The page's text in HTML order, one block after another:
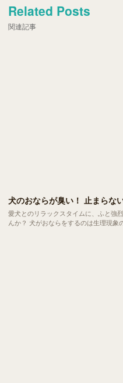
Related Posts
関連記事
犬のおならが臭い！ 止まらな
愛犬とのリラックスタイムに、ふと強
んか？ 犬がおならをするのは生理現象